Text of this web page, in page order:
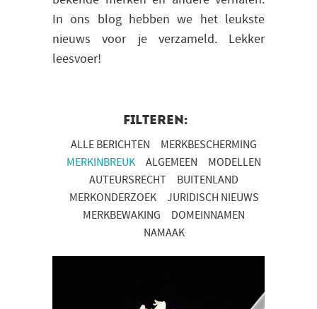
In ons blog hebben we het leukste
nieuws voor je verzameld. Lekker
leesvoer!
FILTEREN:
ALLE BERICHTEN
MERKBESCHERMING
MERKINBREUK
ALGEMEEN
MODELLEN
AUTEURSRECHT
BUITENLAND
MERKONDERZOEK
JURIDISCH NIEUWS
MERKBEWAKING
DOMEINNAMEN
NAMAAK